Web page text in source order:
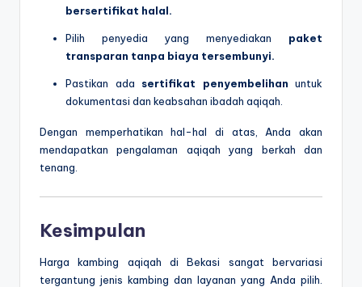
bersertifikat halal.
Pilih penyedia yang menyediakan paket
transparan tanpa biaya tersembunyi.
Pastikan ada sertifikat penyembelihan untuk
dokumentasi dan keabsahan ibadah aqiqah.
Dengan memperhatikan hal-hal di atas, Anda akan
mendapatkan pengalaman aqiqah yang berkah dan
tenang.
Kesimpulan
Harga kambing aqiqah di Bekasi sangat bervariasi
tergantung jenis kambing dan layanan yang Anda pilih.